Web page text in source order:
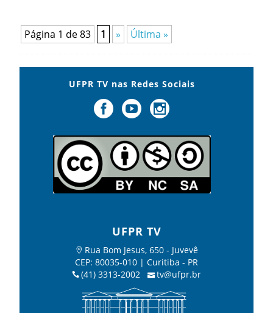
Página 1 de 83 1 » Última »
UFPR TV nas Redes Sociais
UFPR TV
Rua Bom Jesus, 650 - Juvevê
CEP: 80035-010 | Curitiba - PR
(41) 3313-2002
tv@ufpr.br